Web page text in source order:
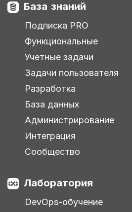
База знаний
Подписка PRO
Функциональные
Учетные задачи
Задачи пользователя
Разработка
База данных
Администрирование
Интеграция
Сообщество
Лаборатория
DevOps-обучение